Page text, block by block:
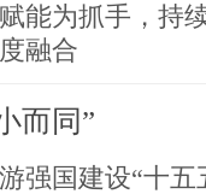
能为抓手，持
融合
而同”
强国建设“十五